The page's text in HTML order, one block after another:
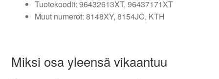
Tuotekoodit: 96432613XT, 96437171XT
Muut numerot: 8148XY, 8154JC, KTH
Miksi osa yleensä vikaantuu